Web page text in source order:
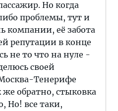
Но когда
проблемы, тут и
компании, её забота
репутации в конце
не то что на нуле -
своей
Тенерифе
обратно, стыковка
Но! все таки,